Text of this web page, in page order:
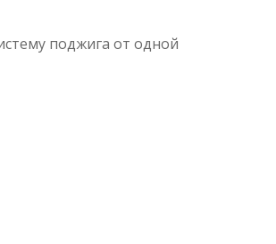
поджига от одной